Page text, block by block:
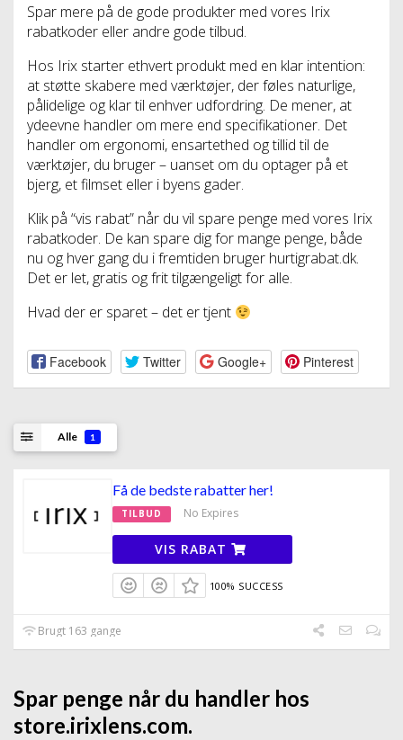
Spar mere på de gode produkter med vores Irix
rabatkoder eller andre gode tilbud.
Hos Irix starter ethvert produkt med en klar intention:
at støtte skabere med værktøjer, der føles naturlige,
pålidelige og klar til enhver udfordring. De mener, at
ydeevne handler om mere end specifikationer. Det
handler om ergonomi, ensartethed og tillid til de
værktøjer, du bruger – uanset om du optager på et
bjerg, et filmset eller i byens gader.
Klik på “vis rabat” når du vil spare penge med vores Irix
rabatkoder. De kan spare dig for mange penge, både
nu og hver gang du i fremtiden bruger hurtigrabat.dk.
Det er let, gratis og frit tilgængeligt for alle.
Hvad der er sparet – det er tjent
Facebook Twitter Google+ Pinterest
Alle 1
Få de bedste rabatter her!
TILBUD No Expires
VIS RABAT
100% SUCCESS
Brugt 163 gange
Spar penge når du handler hos
store.irixlens.com.